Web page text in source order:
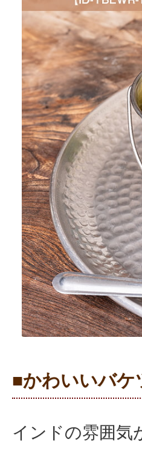
■かわいいバケ
インドの雰囲気